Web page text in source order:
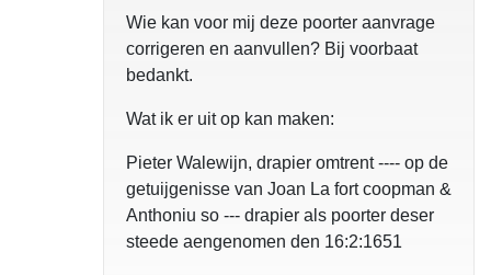
Wie kan voor mij deze poorter aanvrage
corrigeren en aanvullen? Bij voorbaat
bedankt.
Wat ik er uit op kan maken:
Pieter Walewijn, drapier omtrent ---- op de
getuijgenisse van Joan La fort coopman &
Anthoniu so --- drapier als poorter deser
steede aengenomen den 16:2:1651